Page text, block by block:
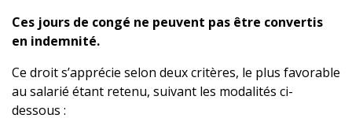
Ces jours de congé ne peuvent pas être convertis
en indemnité.
Ce droit s’apprécie selon deux critères, le plus favorable
au salarié étant retenu, suivant les modalités ci-
dessous :